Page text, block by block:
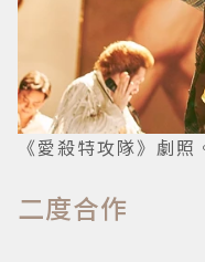
《愛殺特攻隊》劇
二度合作